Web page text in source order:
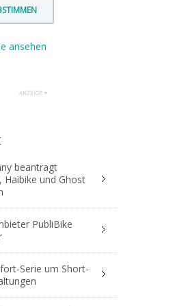
ansehen
beantragt
Haibike und Ghost
PubliBike
Serie um Short-